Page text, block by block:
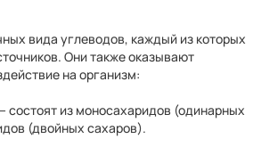
вида углеводов, каждый из которых
Они также оказывают
на организм:
cостоят из моносахаридов (одинарных
(двойных сахаров).